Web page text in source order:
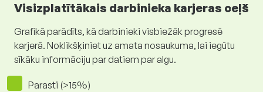
Visizplatītākais darbinieka karjeras ceļš
Grafikā parādīts, kā darbinieki visbiežāk progresē
karjerā. Noklikšķiniet uz amata nosaukuma, lai iegūtu
sīkāku informāciju par datiem par algu.
Parasti (>15%)